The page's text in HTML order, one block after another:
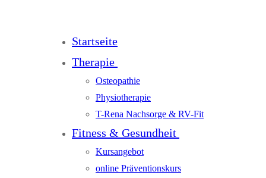
Startseite
Therapie
Osteopathie
Physiotherapie
T-Rena Nachsorge & RV-Fit
Fitness & Gesundheit
Kursangebot
online Präventionskurs